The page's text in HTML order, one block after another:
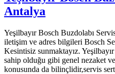
Antalya
Yeşilbayır Bosch Buzdolabı
iletişim ve adres bilgileri Bosch
Kesintisiz sunmaktayız.
sahip olduğu gibi genel nezaket
konusunda da bilinçlidir,servis